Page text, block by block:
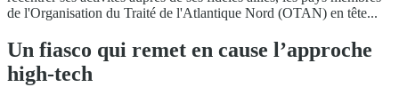
de l'Organisation du Traité de l'Atlantique Nord (OTAN) en tête...
Un fiasco qui remet en cause l’approche
high-tech